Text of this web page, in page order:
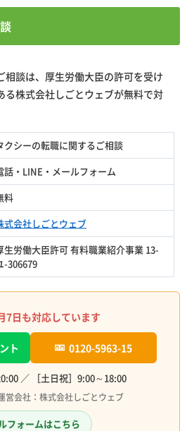
相談は、厚生労働大臣の許可を受け
る株式会社しごとウェブが無料で対
クシーの転職に関するご相談
話・LINE・メールフォーム
料
式会社しごとウェブ
生労働大臣許可 有料職業紹介事業 13-
-306679
7日も対応しています
ト 0120-5963-15
／ ［土日祝］9:00～18:00
営会社：株式会社しごとウェブ
フォームはこちら